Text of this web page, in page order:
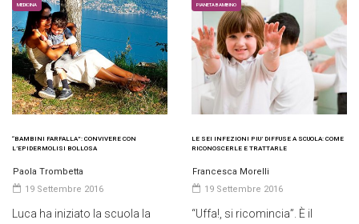
MEDICINA
“BAMBINI FARFALLA”: CONVIVERE CON
L’EPIDERMOLISI BOLLOSA
Paola Trombetta
19 Settembre 2016
Luca ha iniziato la scuola la
PIANETA BAMBINO
LE SEI INFEZIONI PIU’ DIFFUSE A SCUOLA: COME
RICONOSCERLE E TRATTARLE
Francesca Morelli
19 Settembre 2016
“Uffa!, si ricomincia”. È il